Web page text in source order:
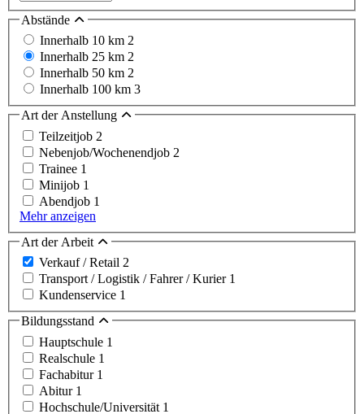
Abstände
Innerhalb 10 km 2
Innerhalb 25 km 2
Innerhalb 50 km 2
Innerhalb 100 km 3
Art der Anstellung
Teilzeitjob 2
Nebenjob/Wochenendjob 2
Trainee 1
Minijob 1
Abendjob 1
Mehr anzeigen
Art der Arbeit
Verkauf / Retail 2
Transport / Logistik / Fahrer / Kurier 1
Kundenservice 1
Bildungsstand
Hauptschule 1
Realschule 1
Fachabitur 1
Abitur 1
Hochschule/Universität 1